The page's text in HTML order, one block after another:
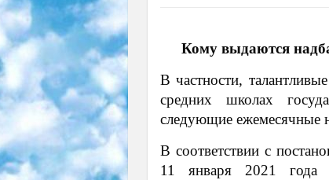
Кому выдаются
В частности,
средних школах
следующие ежемесячные
В соответствии с
11 января 2021 года